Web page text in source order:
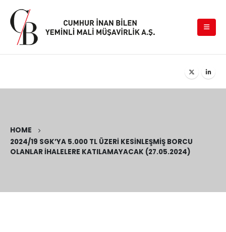
HOME
2024/19 SGK’YA 5.000 TL ÜZERI KESINLEŞMIŞ BORCU
OLANLAR İHALELERE KATILAMAYACAK (27.05.2024)